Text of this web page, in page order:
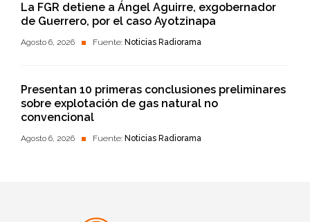
La FGR detiene a Ángel Aguirre, exgobernador
de Guerrero, por el caso Ayotzinapa
Agosto 6, 2026 Fuente: Noticias Radiorama
Presentan 10 primeras conclusiones preliminares
sobre explotación de gas natural no
convencional
Agosto 6, 2026 Fuente: Noticias Radiorama